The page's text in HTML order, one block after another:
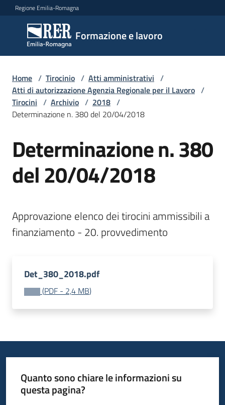
Vai al contenuto
Vai alla navigazione
Vai al footer
Regione Emilia-Romagna
Formazione e lavoro
Formazione
e lavoro
Argomenti
Servizi
Leggi
Atti
Bandi
Piani
Programmi
Progetti
sociale
europeo
Plus
Home / Tirocinio / Atti amministrativi /
Atti di autorizzazione Agenzia Regionale per il Lavoro /
Tirocini / Archivio / 2018 /
Determinazione n. 380 del 20/04/2018
Determinazione n. 380
del 20/04/2018
Approvazione elenco dei tirocini ammissibili a
Det_380_2018.pdf
(PDF - 2,4 MB)
Quanto sono chiare le informazioni su
questa pagina?